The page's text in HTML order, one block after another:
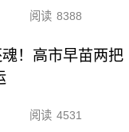
阅读 8388
！高市早苗两把
阅读 4531